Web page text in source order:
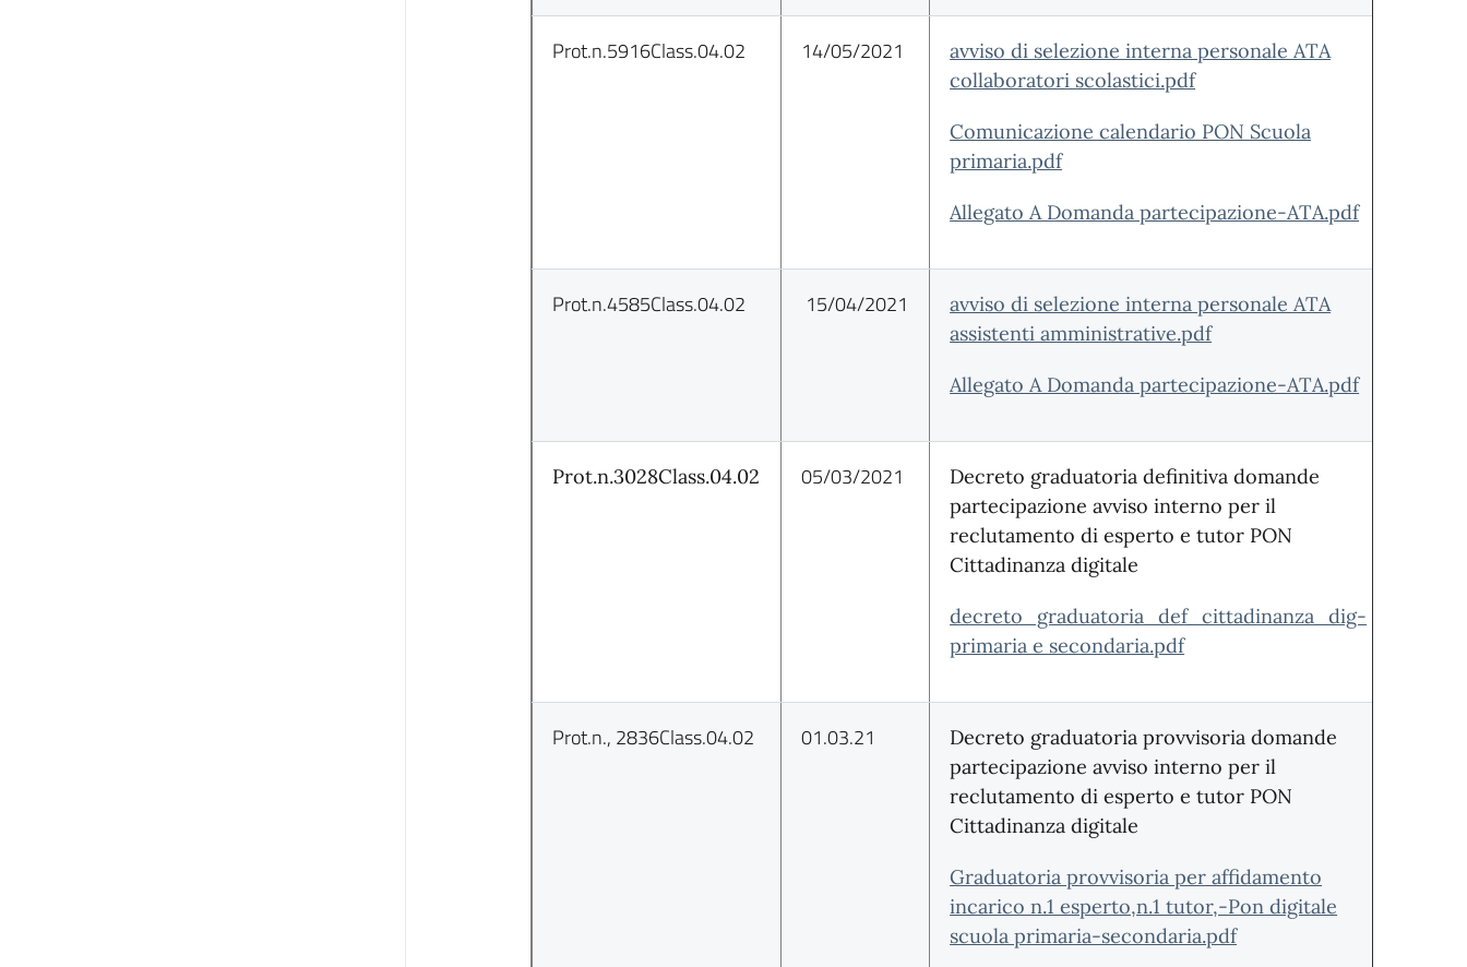
Prot.n.5916Class.04.02 14/05/2021
avviso di selezione interna personale ATA
collaboratori scolastici.pdf
Comunicazione calendario PON Scuola
primaria.pdf
Allegato A Domanda partecipazione-ATA.pdf
Prot.n.4585Class.04.02 15/04/2021
avviso di selezione interna personale ATA
assistenti amministrative.pdf
Allegato A Domanda partecipazione-ATA.pdf
Prot.n.3028Class.04.02 05/03/2021
Decreto graduatoria definitiva domande
partecipazione avviso interno per il
reclutamento di esperto e tutor PON
Cittadinanza digitale
decreto_graduatoria_def_cittadinanza_dig-
primaria e secondaria.pdf
Prot.n., 2836Class.04.02 01.03.21
Decreto graduatoria provvisoria domande
partecipazione avviso interno per il
reclutamento di esperto e tutor PON
Cittadinanza digitale
Graduatoria provvisoria per affidamento
incarico n.1 esperto,n.1 tutor,-Pon digitale
scuola primaria-secondaria.pdf